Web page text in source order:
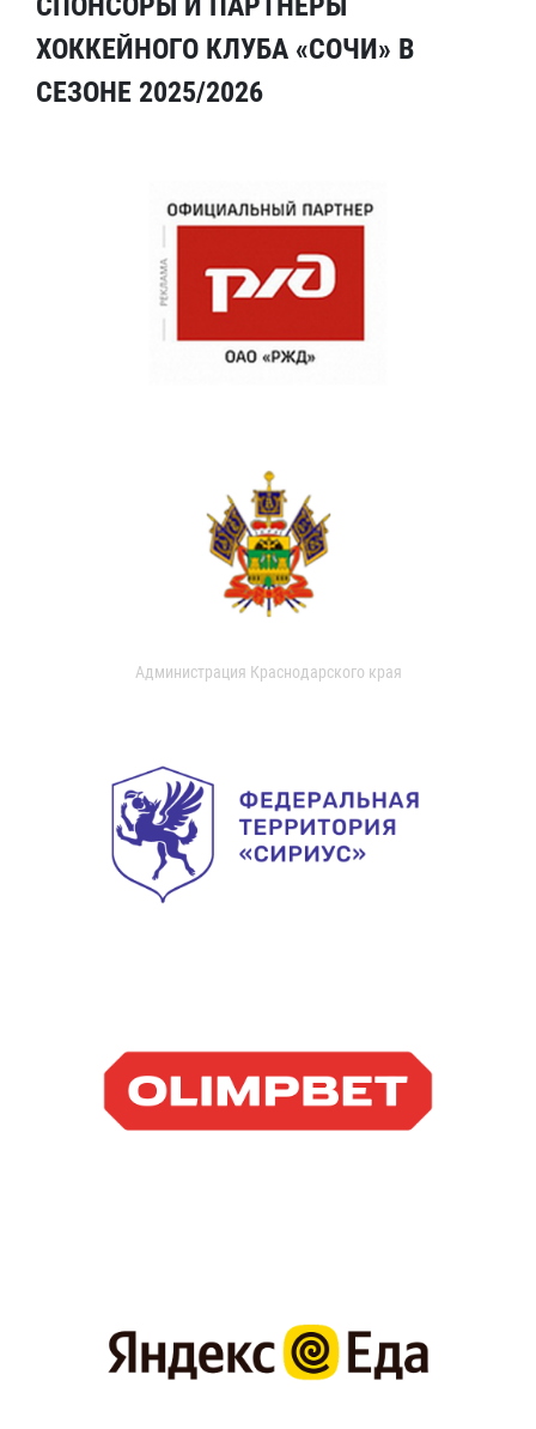
ХОККЕЙНОГО КЛУБА «СОЧИ» В
СЕЗОНЕ 2025/2026
Администрация Краснодарского края